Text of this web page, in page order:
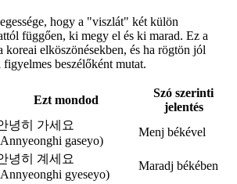
hogy a "viszlát" két külön
függően, ki megy el és ki marad. Ez a
koreai elköszönésekben, és ha rögtön jól
beszélőként mutat.
Ezt mondod
Szó szerinti
jelentés
녕히 가세요
gaseyo)
Menj békével
녕히 계세요
gyeseyo)
Maradj békében